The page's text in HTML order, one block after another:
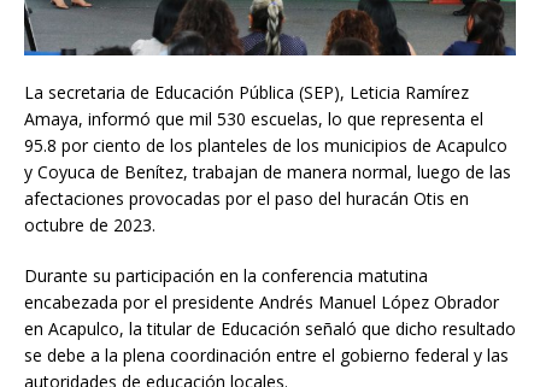
La secretaria de Educación Pública (SEP), Leticia Ramírez
Amaya, informó que mil 530 escuelas, lo que representa el
95.8 por ciento de los planteles de los municipios de Acapulco
y Coyuca de Benítez, trabajan de manera normal, luego de las
afectaciones provocadas por el paso del huracán Otis en
octubre de 2023.
Durante su participación en la conferencia matutina
encabezada por el presidente Andrés Manuel López Obrador
en Acapulco, la titular de Educación señaló que dicho resultado
se debe a la plena coordinación entre el gobierno federal y las
autoridades de educación locales.